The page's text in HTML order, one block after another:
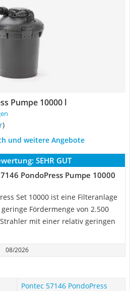
Pumpe 10000 l
)
und weitere Angebote
SEHR GUT
PondoPress Pumpe 10000
Set 10000 ist eine Filteranlage
Fördermenge von 2.500
mit einer relativ geringen
08/2026
Pontec 57146 PondoPress